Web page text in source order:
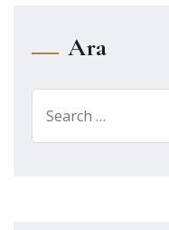
Ara
for: